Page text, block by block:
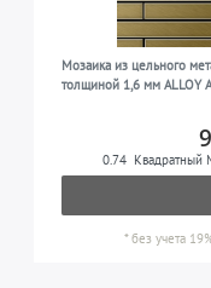
Мозаика из цельного
толщиной 1,6 мм ALLOY
0.74 Квадратный
*без учета